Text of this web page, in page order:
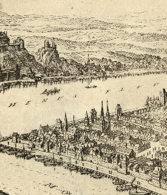
MERIAN'S GERMANY 1642 - 1654
Interaktive Karte
Image gallery
Imprint
Wissenswert